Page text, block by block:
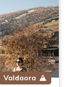
Valdaora